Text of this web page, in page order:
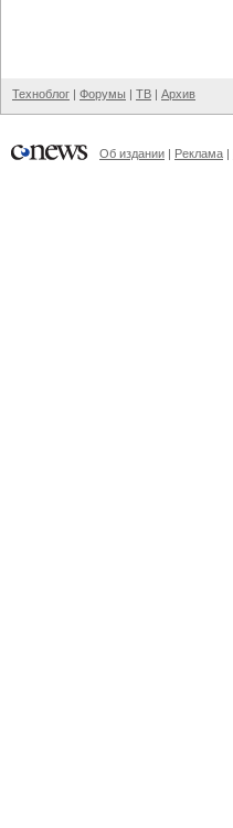
Техноблог | Форумы | ТВ | Архив
Об издании | Реклама |